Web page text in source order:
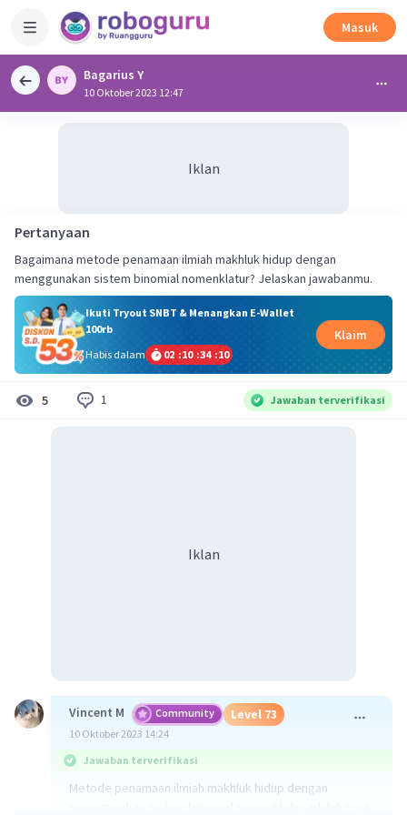
Masuk
Bagarius Y
10 Oktober 2023 12:47
Iklan
Pertanyaan
Bagaimana metode penamaan ilmiah makhluk hidup dengan
menggunakan sistem binomial nomenklatur? Jelaskan jawabanmu.
Ikuti Tryout SNBT & Menangkan E-Wallet
100rb
Habis dalam
02 :10 :34 :09
Klaim
5 1 Jawaban terverifikasi
Iklan
Vincent M Community Level 73
10 Oktober 2023 14:24
Jawaban terverifikasi
Metode penamaan ilmiah makhluk hidup dengan